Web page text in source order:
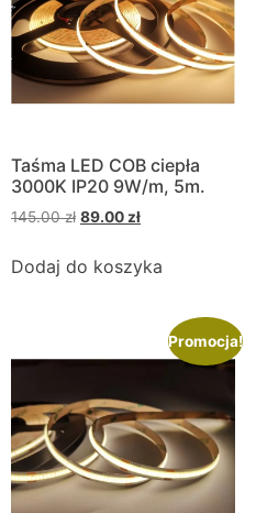
Taśma LED COB ciepła
3000K IP20 9W/m, 5m.
145.00zł 89.00 zł
Dodaj do koszyka
Promocja!